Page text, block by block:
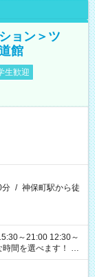
ョン＞ツ
館
生歓迎
分 / 神保町駅から徒
～21:00 12:30～